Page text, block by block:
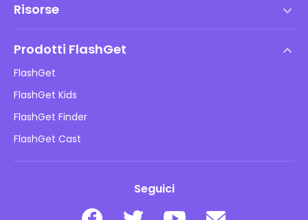
Politica DMCA
Informativa sulla privacy
Politiche pubblicitarie
Non vendere le mie informazioni
Risorse
Blog
Sicurezza online dei bambini
Scarica
Prodotti FlashGet
FlashGet
FlashGet Kids
FlashGet Finder
FlashGet Cast
Seguici